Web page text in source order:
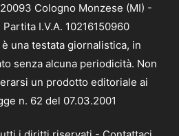
Cologno Monzese (MI) -
I.V.A. 10216150960
una testata giornalistica, in
senza alcuna periodicità. Non
un prodotto editoriale ai
n. 62 del 07.03.2001